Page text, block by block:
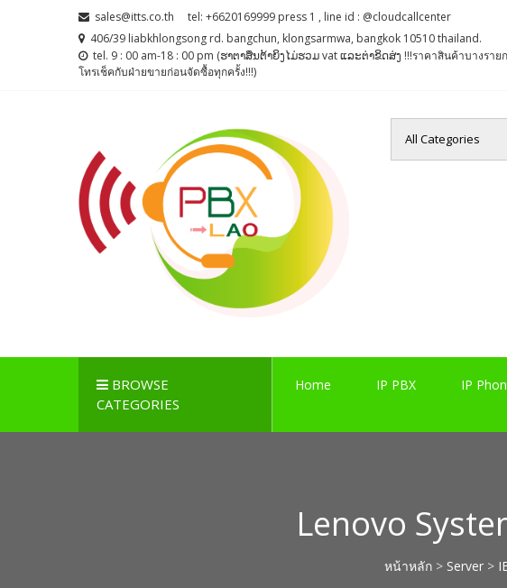
sales@itts.co.th
tel: +6620169999 press 1 , line id : @cloudcallcenter
406/39 liabkhlongsong rd. bangchun, klongsarmwa, bangkok 10510 thailand.
tel. 9 : 00 am-18 : 00 pm (ຮາຕາສຶນຕ້າຍິງໄມ່ຮວມ vat ແລະຕ່າຂິດສ່ງ !!!ราคาสินค้าบางรา
โทรเช็คกับฝ่ายขายก่อนจัดซื้อทุกครั้ง!!!)
BROWSE
CATEGORIES
Home IP PBX IP
Lenovo
หน้าหลัก > Server >